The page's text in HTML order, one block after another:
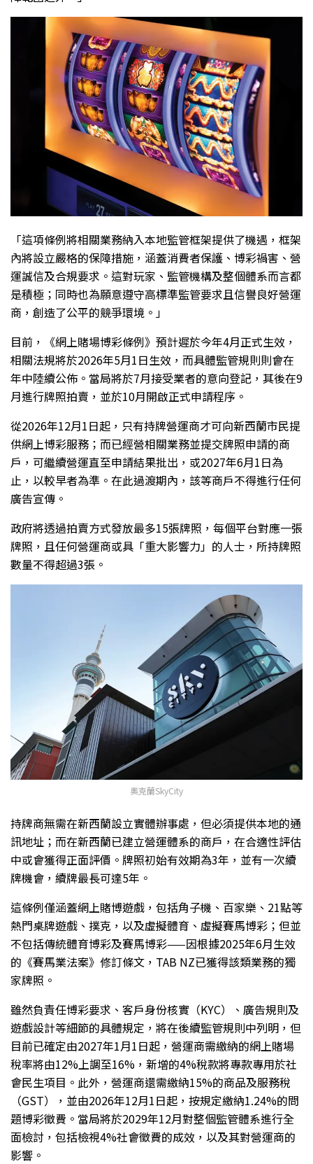
「這項條例將相關業務納入本地監管框架提供了機遇，框架
內將設立嚴格的保障措施，涵蓋消費者保護、博彩禍害、營
運誠信及合規要求。這對玩家、監管機構及整個體系而言都
是積極；同時也為願意遵守高標準監管要求且信譽良好營運
商，創造了公平的競爭環境。」
目前，《網上賭場博彩條例》預計遲於今年4月正式生效，
相關法規將於2026年5月1日生效，而具體監管規則則會在
年中陸續公佈。當局將於7月接受業者的意向登記，其後在9
月進行牌照拍賣，並於10月開啟正式申請程序。
從2026年12月1日起，只有持牌營運商才可向新西蘭市民提
供網上博彩服務；而已經營相關業務並提交牌照申請的商
戶，可繼續營運直至申請結果批出，或2027年6月1日為
止，以較早者為準。在此過渡期內，該等商戶不得進行任何
廣告宣傳。
政府將透過拍賣方式發放最多15張牌照，每個平台對應一張
牌照，且任何營運商或具「重大影響力」的人士，所持牌照
數量不得超過3張。
奧克蘭SkyCity
持牌商無需在新西蘭設立實體辦事處，但必須提供本地的通
訊地址；而在新西蘭已建立營運體系的商戶，在合適性評估
中或會獲得正面評價。牌照初始有效期為3年，並有一次續
牌機會，續牌最長可達5年。
這條例僅涵蓋網上賭博遊戲，包括角子機、百家樂、21點等
熱門桌牌遊戲、撲克，以及虛擬體育、虛擬賽馬博彩；但並
不包括傳統體育博彩及賽馬博彩——因根據2025年6月生效
的《賽馬業法案》修訂條文，TAB NZ已獲得該類業務的獨
家牌照。
雖然負責任博彩要求、客戶身份核實（KYC）、廣告規則及
遊戲設計等細節的具體規定，將在後續監管規則中列明，但
目前已確定由2027年1月1日起，營運商需繳納的網上賭場
稅率將由12%上調至16%，新增的4%稅款將專款專用於社
會民生項目。此外，營運商還需繳納15%的商品及服務稅
（GST），並由2026年12月1日起，按規定繳納1.24%的問
題博彩徵費。當局將於2029年12月對整個監管體系進行全
面檢討，包括檢視4%社會徵費的成效，以及其對營運商的
影響。